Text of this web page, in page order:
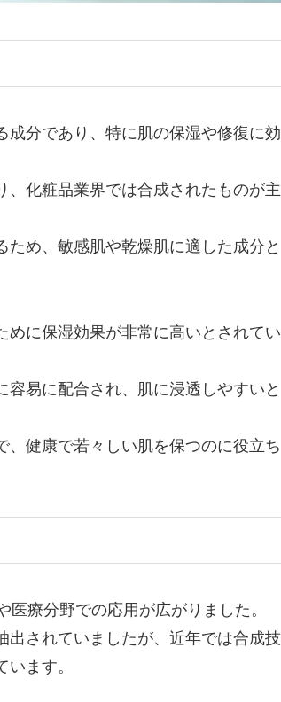
成分であり、特に肌の保湿や修復に効
、化粧品業界では合成されたものが主
め、敏感肌や乾燥肌に適した成分と
めに保湿効果が非常に高いとされてい
易に配合され、肌に浸透しやすいと
健康で若々しい肌を保つのに役立ち
療分野での応用が広がりました。
出されていましたが、近年では合成技
ます。